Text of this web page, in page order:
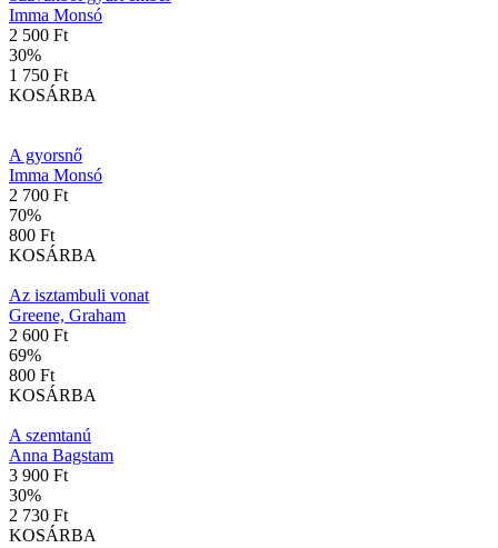
Imma Monsó
2 500 Ft
30%
1 750 Ft
KOSÁRBA
A gyorsnő
Imma Monsó
2 700 Ft
70%
800 Ft
KOSÁRBA
Az isztambuli vonat
Greene, Graham
2 600 Ft
69%
800 Ft
KOSÁRBA
A szemtanú
Anna Bagstam
3 900 Ft
30%
2 730 Ft
KOSÁRBA